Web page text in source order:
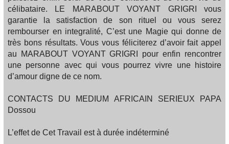
célibataire. LE MARABOUT VOYANT GRIGRI vous
garantie la satisfaction de son rituel ou vous serez
rembourser en integralité, C’est une Magie qui donne de
très bons résultats. Vous vous féliciterez d’avoir fait appel
au MARABOUT VOYANT GRIGRI pour enfin rencontrer
une personne avec qui vous pourrez vivre une histoire
d’amour digne de ce nom.
CONTACTS DU MEDIUM AFRICAIN SERIEUX PAPA
Dossou
L’effet de Cet Travail est à durée indéterminé